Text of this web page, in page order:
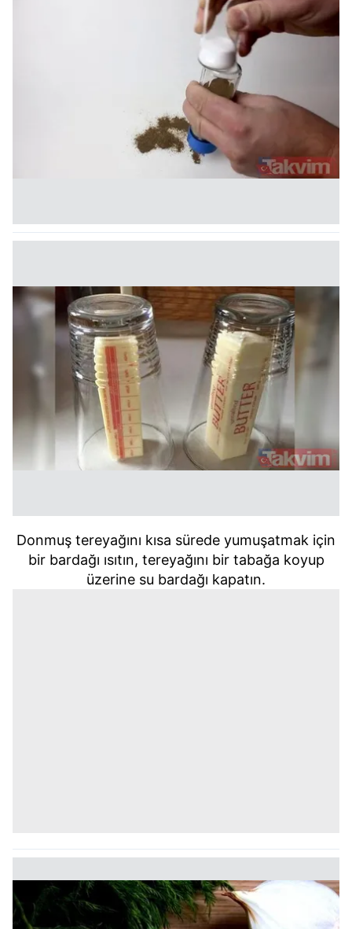
Donmuş tereyağını kısa sürede yumuşatmak için
bir bardağı ısıtın, tereyağını bir tabağa koyup
üzerine su bardağı kapatın.